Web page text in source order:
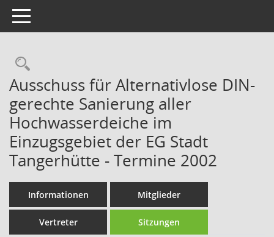
Toggle navigation
Rechercheauswahl
Ausschuss für Alternativlose DIN-
gerechte Sanierung aller
Hochwasserdeiche im
Einzugsgebiet der EG Stadt
Tangerhütte - Termine 2002
Informationen Mitglieder
Vertreter Sitzungen